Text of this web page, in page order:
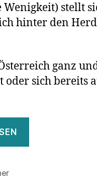
Wenigkeit) stellt
hinter den
ganz
oder sich bereits